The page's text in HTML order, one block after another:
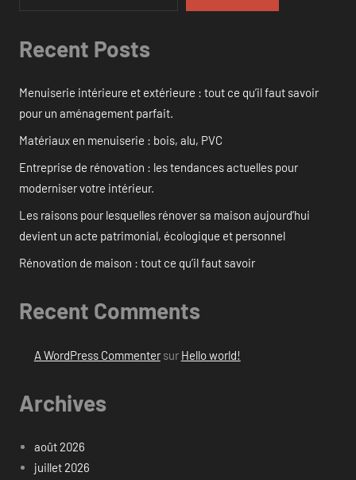
Recent Posts
Menuiserie intérieure et extérieure : tout ce qu’il faut savoir
pour un aménagement parfait.
Matériaux en menuiserie : bois, alu, PVC
Entreprise de rénovation : les tendances actuelles pour
moderniser votre intérieur.
Les raisons pour lesquelles rénover sa maison aujourd’hui
devient un acte patrimonial, écologique et personnel
Rénovation de maison : tout ce qu’il faut savoir
Recent Comments
A WordPress Commentersur Hello world!
Archives
août 2026
juillet 2026